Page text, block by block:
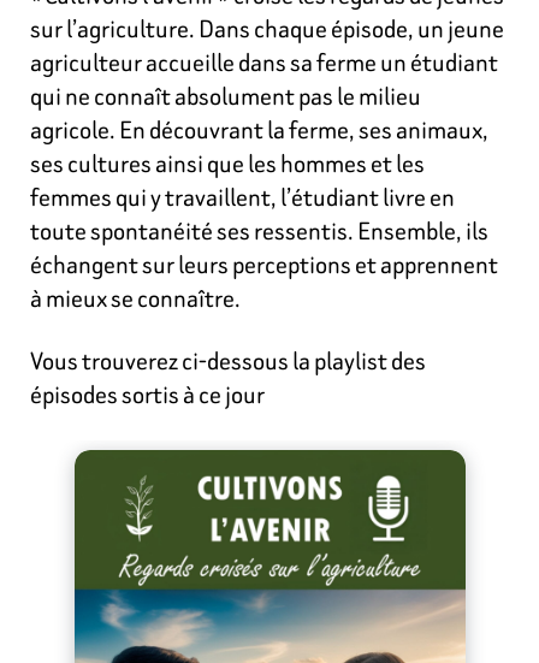
sur l’agriculture. Dans chaque épisode, un jeune
agriculteur accueille dans sa ferme un étudiant
qui ne connaît absolument pas le milieu
agricole. En découvrant la ferme, ses animaux,
ses cultures ainsi que les hommes et les
femmes qui y travaillent, l’étudiant livre en
toute spontanéité ses ressentis. Ensemble, ils
échangent sur leurs perceptions et apprennent
à mieux se connaître.
Vous trouverez ci-dessous la playlist des
épisodes sortis à ce jour